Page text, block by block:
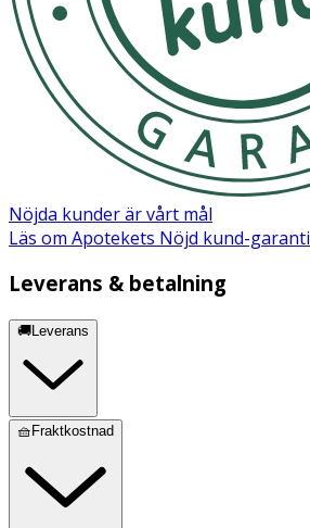
Nöjda kunder är vårt mål
Läs om Apotekets Nöjd kund-garanti
Leverans & betalning
🚚Leverans
🧺Fraktkostnad